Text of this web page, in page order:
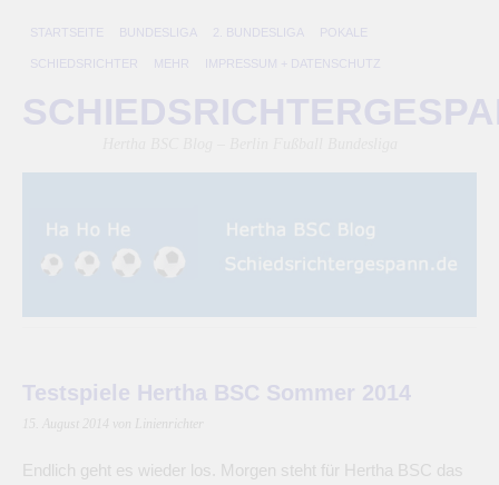
STARTSEITE BUNDESLIGA 2. BUNDESLIGA POKALE
SCHIEDSRICHTER MEHR IMPRESSUM + DATENSCHUTZ
Testspiele Hertha BSC Sommer 2014
15. August 2014 von Linienrichter
Endlich geht es wieder los. Morgen steht für Hertha BSC das